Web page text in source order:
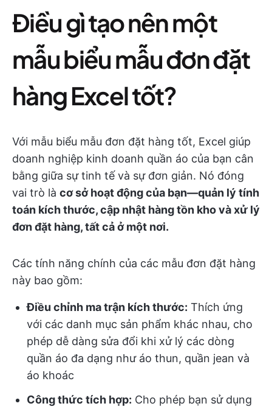
Điều gì tạo nên một
mẫu biểu mẫu đơn đặt
hàng Excel tốt?
Với mẫu biểu mẫu đơn đặt hàng tốt, Excel giúp
doanh nghiệp kinh doanh quần áo của bạn cân
bằng giữa sự tinh tế và sự đơn giản. Nó đóng
vai trò là cơ sở hoạt động của bạn—quản lý tính
toán kích thước, cập nhật hàng tồn kho và xử lý
đơn đặt hàng, tất cả ở một nơi.
Các tính năng chính của các mẫu đơn đặt hàng
này bao gồm:
Điều chỉnh ma trận kích thước: Thích ứng
với các danh mục sản phẩm khác nhau, cho
phép dễ dàng sửa đổi khi xử lý các dòng
quần áo đa dạng như áo thun, quần jean và
áo khoác
Công thức tích hợp: Cho phép bạn sử dụng